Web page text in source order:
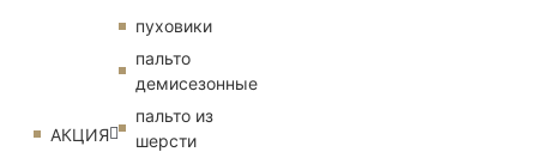
АКЦИЯ
пуховики
пальто
демисезонные
пальто из
шерсти